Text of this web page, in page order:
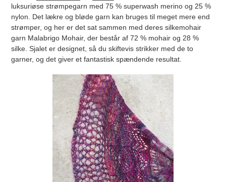
luksuriøse strømpegarn med 75 % superwash merino og 25 %
nylon. Det lækre og bløde garn kan bruges til meget mere end
strømper, og her er det sat sammen med deres silkemohair
garn Malabrigo Mohair, der består af 72 % mohair og 28 %
silke. Sjalet er designet, så du skiftevis strikker med de to
garner, og det giver et fantastisk spændende resultat.